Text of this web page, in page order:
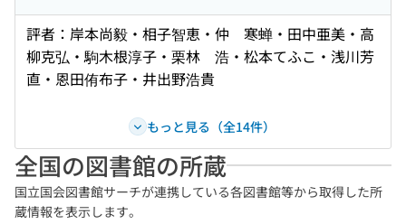
評者：岸本尚毅・相子智恵・仲 寒蝉・田中亜美・高
柳克弘・駒木根淳子・栗林 浩・松本てふこ・浅川芳
直・恩田侑布子・井出野浩貴
もっと見る（全14件）
全国の図書館の所蔵
国立国会図書館サーチが連携している各図書館等から取得した所
蔵情報を表示します。